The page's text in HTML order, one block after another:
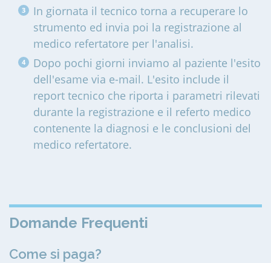
In giornata il tecnico torna a recuperare lo
strumento ed invia poi la registrazione al
medico refertatore per l'analisi.
Dopo pochi giorni inviamo al paziente l'esito
dell'esame via e-mail. L'esito include il
report tecnico che riporta i parametri rilevati
durante la registrazione e il referto medico
contenente la diagnosi e le conclusioni del
medico refertatore.
Domande Frequenti
Come si paga?